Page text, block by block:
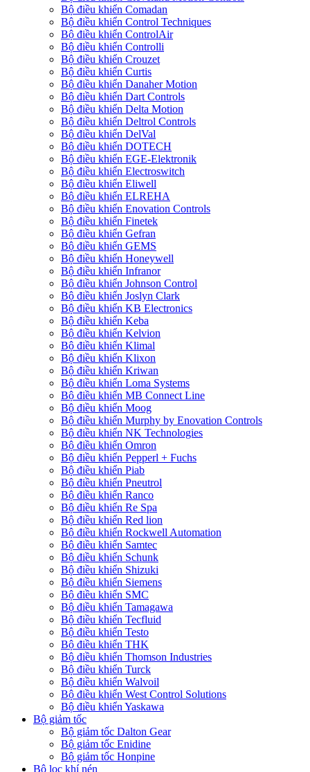
Bộ điều khiển Comadan
Bộ điều khiển Control Techniques
Bộ điều khiển ControlAir
Bộ điều khiển Controlli
Bộ điều khiển Crouzet
Bộ điều khiển Curtis
Bộ điều khiển Danaher Motion
Bộ điều khiển Dart Controls
Bộ điều khiển Delta Motion
Bộ điều khiển Deltrol Controls
Bộ điều khiển DelVal
Bộ điều khiển DOTECH
Bộ điều khiển EGE-Elektronik
Bộ điều khiển Electroswitch
Bộ điều khiển Eliwell
Bộ điều khiển ELREHA
Bộ điều khiển Enovation Controls
Bộ điều khiển Finetek
Bộ điều khiển Gefran
Bộ điều khiển GEMS
Bộ điều khiển Honeywell
Bộ điều khiển Infranor
Bộ điều khiển Johnson Control
Bộ điều khiển Joslyn Clark
Bộ điều khiển KB Electronics
Bộ điều khiển Keba
Bộ điều khiển Kelvion
Bộ điều khiển Klimal
Bộ điều khiển Klixon
Bộ điều khiển Kriwan
Bộ điều khiển Loma Systems
Bộ điều khiển MB Connect Line
Bộ điều khiển Moog
Bộ điều khiển Murphy by Enovation Controls
Bộ điều khiển NK Technologies
Bộ điều khiển Omron
Bộ điều khiển Pepperl + Fuchs
Bộ điều khiển Piab
Bộ điều khiển Pneutrol
Bộ điều khiển Ranco
Bộ điều khiển Re Spa
Bộ điều khiển Red lion
Bộ điều khiển Rockwell Automation
Bộ điều khiển Samtec
Bộ điều khiển Schunk
Bộ điều khiển Shizuki
Bộ điều khiển Siemens
Bộ điều khiển SMC
Bộ điều khiển Tamagawa
Bộ điều khiển Tecfluid
Bộ điều khiển Testo
Bộ điều khiển THK
Bộ điều khiển Thomson Industries
Bộ điều khiển Turck
Bộ điều khiển Walvoil
Bộ điều khiển West Control Solutions
Bộ điều khiển Yaskawa
Bộ giảm tốc
Bộ giảm tốc Dalton Gear
Bộ giảm tốc Enidine
Bộ giảm tốc Honpine
Bộ lọc khí nén